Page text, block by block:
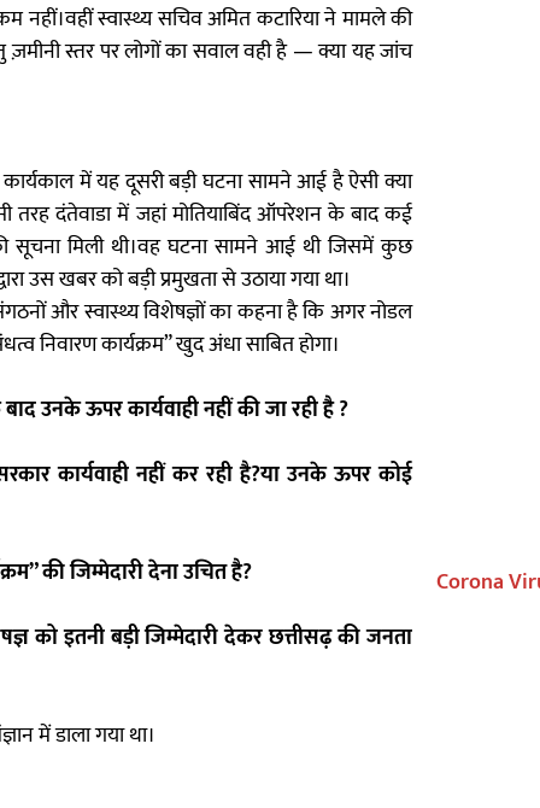
स्वास्थ्य सचिव अमित कटारिया ने मामले की
स्तर पर लोगों का सवाल वही है — क्या यह जांच
के कार्यकाल में यह दूसरी बड़ी घटना सामने आई है ऐसी क्या
दंतेवाडा में जहां मोतियाबिंद ऑपरेशन के बाद कई
मिली थी।वह घटना सामने आई थी जिसमें कुछ
उस खबर को बड़ी प्रमुखता से उठाया गया था।
और स्वास्थ्य विशेषज्ञों का कहना है कि अगर नोडल
निवारण कार्यक्रम” खुद अंधा साबित होगा।
उनके ऊपर कार्यवाही नहीं की जा रही है ?
कार्यवाही नहीं कर रही है?या उनके ऊपर कोई
की जिम्मेदारी देना उचित है?
को इतनी बड़ी जिम्मेदारी देकर छत्तीसढ़ की जनता
में डाला गया था।
Corona